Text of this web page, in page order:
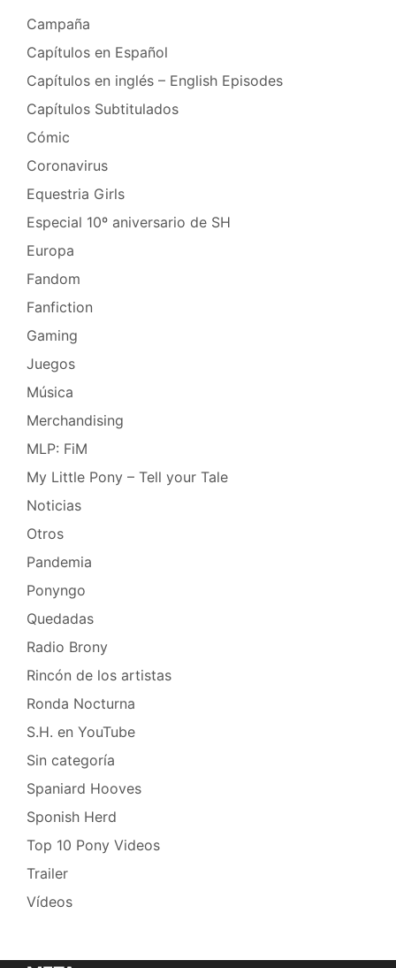
Campaña
Capítulos en Español
Capítulos en inglés – English Episodes
Capítulos Subtitulados
Cómic
Coronavirus
Equestria Girls
Especial 10º aniversario de SH
Europa
Fandom
Fanfiction
Gaming
Juegos
Música
Merchandising
MLP: FiM
My Little Pony – Tell your Tale
Noticias
Otros
Pandemia
Ponyngo
Quedadas
Radio Brony
Rincón de los artistas
Ronda Nocturna
S.H. en YouTube
Sin categoría
Spaniard Hooves
Sponish Herd
Top 10 Pony Videos
Trailer
Vídeos